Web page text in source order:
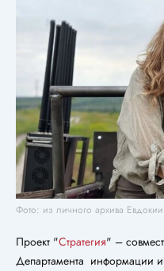
Фото: из личного архива
Проект "Стратегия" –
Департамента информации